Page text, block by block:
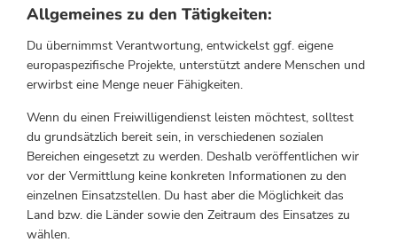
Allgemeines zu den Tätigkeiten:
Du übernimmst Verantwortung, entwickelst ggf. eigene
europaspezifische Projekte, unterstützt andere Menschen und
erwirbst eine Menge neuer Fähigkeiten.
Wenn du einen Freiwilligendienst leisten möchtest, solltest
du grundsätzlich bereit sein, in verschiedenen sozialen
Bereichen eingesetzt zu werden. Deshalb veröffentlichen wir
vor der Vermittlung keine konkreten Informationen zu den
einzelnen Einsatzstellen. Du hast aber die Möglichkeit das
Land bzw. die Länder sowie den Zeitraum des Einsatzes zu
wählen.